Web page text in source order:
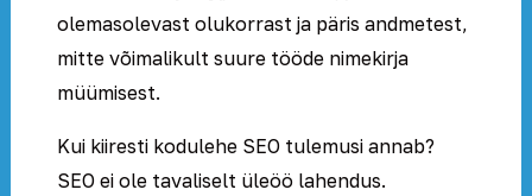
olemasolevast olukorrast ja päris andmetest,
mitte võimalikult suure tööde nimekirja
müümisest.
Kui kiiresti kodulehe SEO tulemusi annab?
SEO ei ole tavaliselt üleöö lahendus.